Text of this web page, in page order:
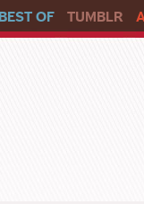
BEST OF TUMBLR